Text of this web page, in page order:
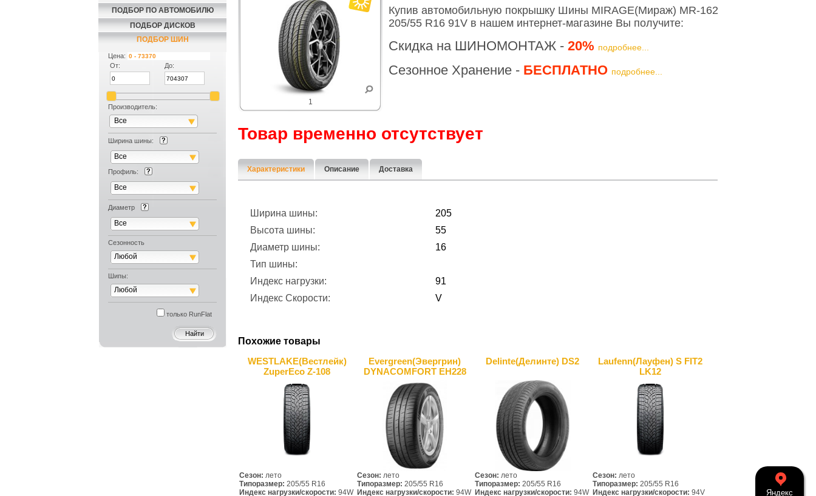
ПОДБОР ПО АВТОМОБИЛЮ
ПОДБОР ДИСКОВ
ПОДБОР ШИН
Цена:
От:
До:
Производитель:
Все
Ширина шины:
Все
Профиль:
Все
Диаметр
Все
Сезонность
Любой
Шипы:
Любой
только RunFlat
1
Купив автомобильную покрышку Шины MIRAGE(Мираж) MR-162
205/55 R16 91V в нашем интернет-магазине Вы получите:
Скидка на ШИНОМОНТАЖ - 20% подробнее...
Сезонное Хранение - БЕСПЛАТНО подробнее...
Товар временно отсутствует
Характеристики Описание Доставка
Ширина шины:
205
Высота шины:
55
Диаметр шины:
16
Тип шины:
Индекс нагрузки:
91
Индекс Скорости:
V
Похожие товары
WESTLAKE(Вестлейк)
ZuperEco Z-108
Сезон: лето
Типоразмер: 205/55 R16
Индекс нагрузки/скорости: 94W
Evergreen(Эвергрин)
DYNACOMFORT EH228
Сезон: лето
Типоразмер: 205/55 R16
Индекс нагрузки/скорости: 94W
Delinte(Делинте) DS2
Сезон: лето
Типоразмер: 205/55 R16
Индекс нагрузки/скорости: 94W
Laufenn(Лауфен) S FIT2
LK12
Сезон: лето
Типоразмер: 205/55 R16
Индекс нагрузки/скорости: 94V Яндекс